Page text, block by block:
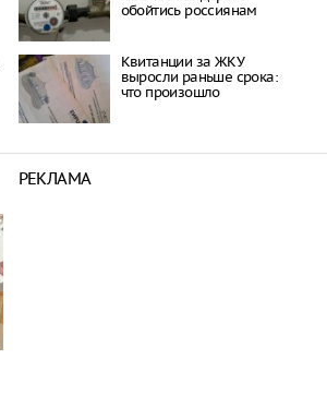
обойтись россиянам
Квитанции за ЖКУ
выросли раньше срока:
что произошло
РЕКЛАМА